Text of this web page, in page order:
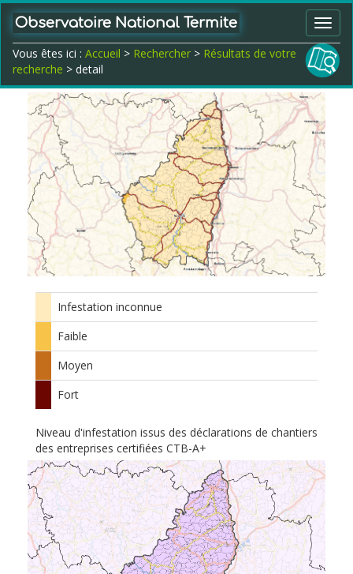
Observatoire National Termite
Vous êtes ici : Accueil > Rechercher > Résultats de votre
recherche > detail
Infestation inconnue
Faible
Moyen
Fort
Niveau d'infestation issus des déclarations de chantiers
des entreprises certifiées CTB-A+